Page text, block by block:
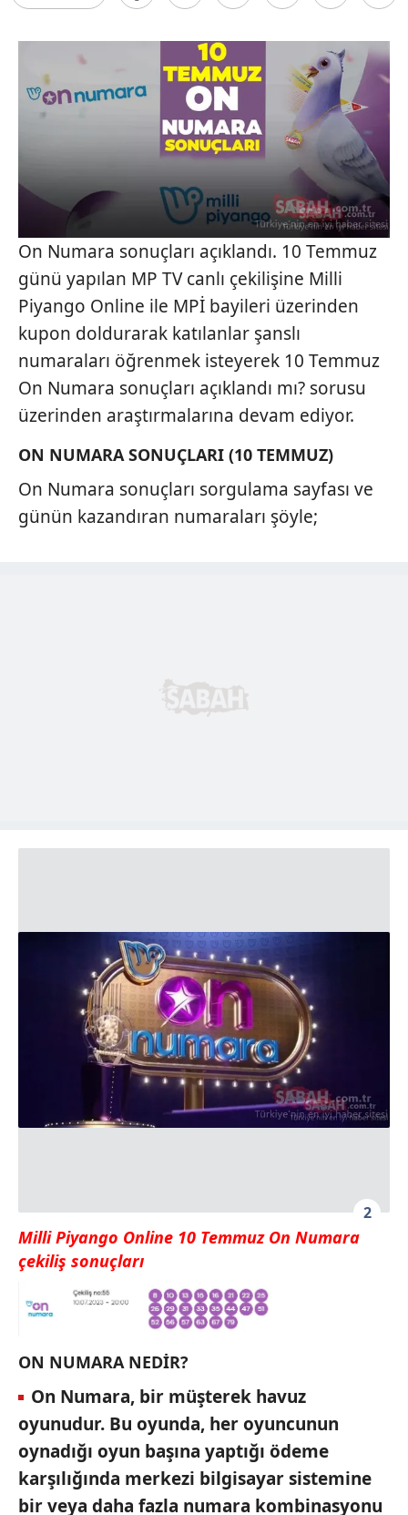
On Numara sonuçları açıklandı. 10 Temmuz
günü yapılan MP TV canlı çekilişine Milli
Piyango Online ile MPİ bayileri üzerinden
kupon doldurarak katılanlar şanslı
numaraları öğrenmek isteyerek 10 Temmuz
On Numara sonuçları açıklandı mı? sorusu
üzerinden araştırmalarına devam ediyor.
ON NUMARA SONUÇLARI (10 TEMMUZ)
On Numara sonuçları sorgulama sayfası ve
günün kazandıran numaraları şöyle;
2
Milli Piyango Online 10 Temmuz On Numara
çekiliş sonuçları
ON NUMARA NEDİR?
On Numara, bir müşterek havuz
oyunudur. Bu oyunda, her oyuncunun
oynadığı oyun başına yaptığı ödeme
karşılığında merkezi bilgisayar sistemine
bir veya daha fazla numara kombinasyonu